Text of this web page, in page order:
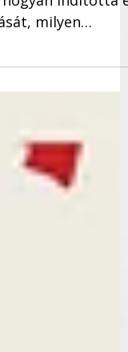
megtudhatod
indította el